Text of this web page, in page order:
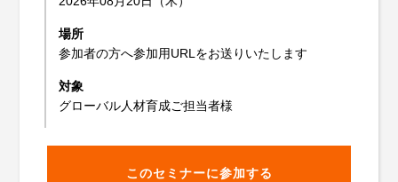
場所
参加者の方へ参加用URLをお送りいたします
対象
グローバル人材育成ご担当者様
このセミナーに参加する